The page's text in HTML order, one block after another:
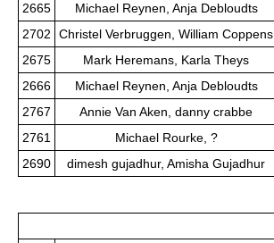
2665
Michael Reynen, Anja Debloudts
2702
Christel Verbruggen, William Coppens
2675
Mark Heremans, Karla Theys
2666
Michael Reynen, Anja Debloudts
2767
Annie Van Aken, danny crabbe
2761
Michael Rourke, ?
2690
dimesh gujadhur, Amisha Gujadhur